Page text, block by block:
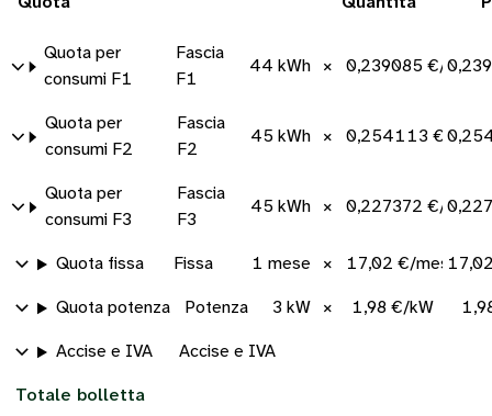
Quota per
consumi F1
Fascia
F1
44 kWh × 0,239085 €/kWh
Quota per
consumi F2
Fascia
F2
45 kWh × 0,254113 €/kWh
Quota per
consumi F3
Fascia
F3
45 kWh × 0,227372 €/kWh
Quota fissa Fissa 1 mese × 17,02 €/mese
Quota potenza Potenza 3 kW × 1,98 €/kW
Accise e IVA Accise e IVA
Totale bolletta